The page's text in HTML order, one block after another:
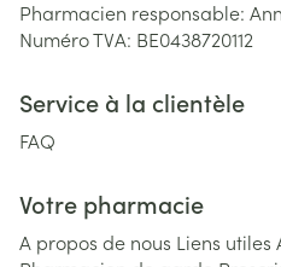
Pharmacien responsable:
Numéro TVA: BE0438720112
Service à la clientèle
FAQ
Votre pharmacie
A propos de nous Liens utiles